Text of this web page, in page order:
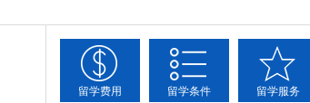
留学费用 留学条件 留学服务